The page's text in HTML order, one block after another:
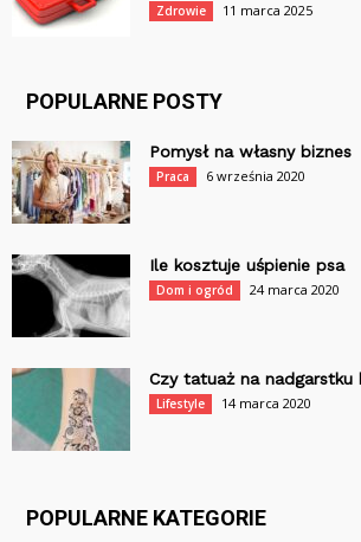
Zdrowie 11 marca 2025
POPULARNE POSTY
Pomysł na własny biznes
Praca 6 września 2020
Ile kosztuje uśpienie psa
Dom i ogród 24 marca 2020
Czy tatuaż na nadgarstku
Lifestyle 14 marca 2020
POPULARNE KATEGORIE